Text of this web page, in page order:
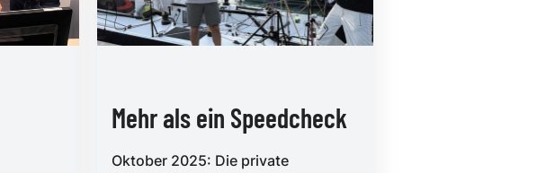
Mehr als ein Speedcheck
Oktober 2025: Die private